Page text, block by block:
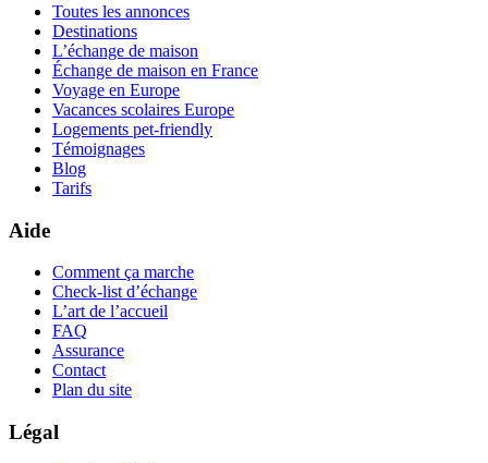
Toutes les annonces
Destinations
L’échange de maison
Échange de maison en France
Voyage en Europe
Vacances scolaires Europe
Logements pet-friendly
Témoignages
Blog
Tarifs
Aide
Comment ça marche
Check-list d’échange
L’art de l’accueil
FAQ
Assurance
Contact
Plan du site
Légal